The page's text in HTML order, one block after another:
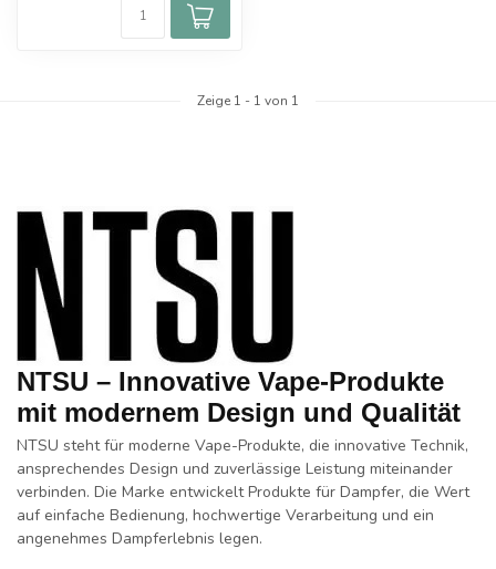
Zeige 1 - 1 von 1
NTSU – Innovative Vape-Produkte
mit modernem Design und Qualität
NTSU steht für moderne Vape-Produkte, die innovative Technik,
ansprechendes Design und zuverlässige Leistung miteinander
verbinden. Die Marke entwickelt Produkte für Dampfer, die Wert
auf einfache Bedienung, hochwertige Verarbeitung und ein
angenehmes Dampferlebnis legen.